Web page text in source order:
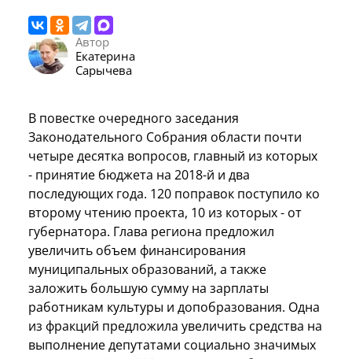
Автор
Екатерина
Сарычева
В повестке очередного заседания
Законодательного Собрания области почти
четыре десятка вопросов, главный из которых
- принятие бюджета на 2018-й и два
последующих года. 120 поправок поступило ко
второму чтению проекта, 10 из которых - от
губернатора. Глава региона предложил
увеличить объем финансирования
муниципальных образований, а также
заложить большую сумму на зарплаты
работникам культуры и допобразования. Одна
из фракций предложила увеличить средства на
выполнение депутатами социально значимых